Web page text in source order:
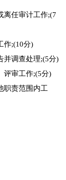
离任审计工作;(7
作;(10分)
并调查处理;(5分)
评审工作;(5分)
职责范围内工